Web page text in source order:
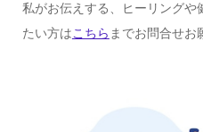
私がお伝えする、ヒーリングや
たい方はこちら までお問合せお